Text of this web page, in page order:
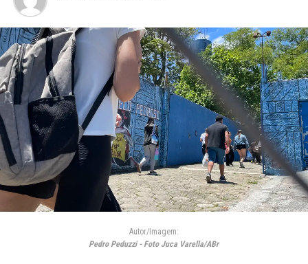
Autor/Imagem:
Pedro Peduzzi - Foto Juca Varella/ABr